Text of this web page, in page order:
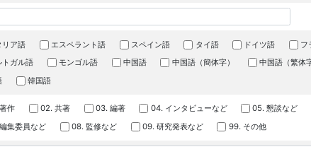
リア語 エスペラント語 スペイン語 タイ語 ドイツ語 フ
トガル語
モンゴル語 中国語 中国語（簡体字） 中国語（繁体
韓国語
作 02. 共著 03. 編著 04. インタビューなど 05. 懇談など
集委員など
08. 監修など 09. 研究発表など 99. その他